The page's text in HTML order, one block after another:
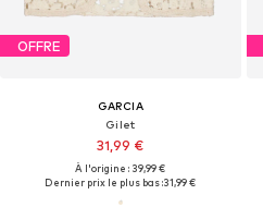
OFFRE
GARCIA
Gilet
31,99 €
À l'origine : 39,99 €
Dernier prix le plus bas :31,99 €